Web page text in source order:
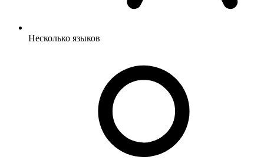
Несколько языков